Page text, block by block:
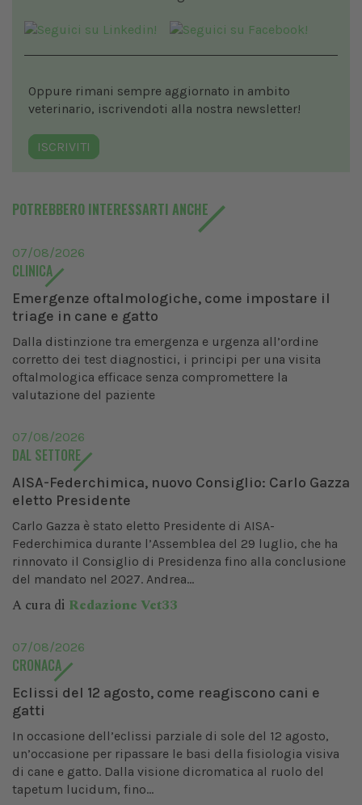
Oppure rimani sempre aggiornato in ambito
veterinario, iscrivendoti alla nostra newsletter!
ISCRIVITI
POTREBBERO INTERESSARTI ANCHE
07/08/2026
CLINICA
Emergenze oftalmologiche, come impostare il
triage in cane e gatto
Dalla distinzione tra emergenza e urgenza all’ordine
corretto dei test diagnostici, i principi per una visita
oftalmologica efficace senza compromettere la
valutazione del paziente
07/08/2026
DAL SETTORE
AISA-Federchimica, nuovo Consiglio: Carlo Gazza
eletto Presidente
Carlo Gazza è stato eletto Presidente di AISA-
Federchimica durante l’Assemblea del 29 luglio, che ha
rinnovato il Consiglio di Presidenza fino alla conclusione
del mandato nel 2027. Andrea...
A cura di Redazione Vet33
07/08/2026
CRONACA
Eclissi del 12 agosto, come reagiscono cani e
gatti
In occasione dell’eclissi parziale di sole del 12 agosto,
un’occasione per ripassare le basi della fisiologia visiva
di cane e gatto. Dalla visione dicromatica al ruolo del
tapetum lucidum, fino...